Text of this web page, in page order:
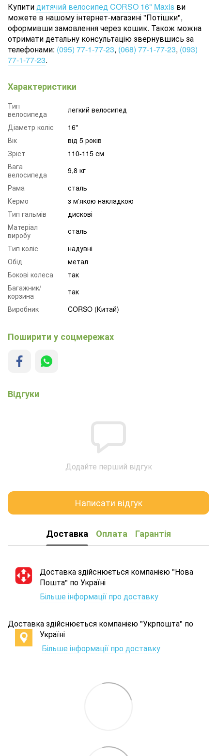
Купитидитячий велосипед CORSO 16" Maxis ви
можете в нашому інтернет-магазині "Потішки",
оформивши замовлення через кошик. Також можна
отримати детальну консультацію звернувшись за
телефонами: (095) 77-1-77-23, (068) 77-1-77-23, (093)
77-1-77-23.
Характеристики
Тип
велосипеда
легкий велосипед
Діаметр коліс
16"
Вік
від 5 років
Зріст
110-115 см
Вага
велосипеда
9,8 кг
Рама
сталь
Кермо
з м'якою накладкою
Тип гальмів
дискові
Матеріал
виробу
сталь
Тип коліс
надувні
Обід
метал
Бокові колеса
так
Багажник/
корзина
так
Виробник
CORSO (Китай)
Поширити у соцмережах
Відгуки
Додайте перший відгук
Написати відгук
Доставка Оплата Гарантія
Доставка здійснюється компанією "Нова
Пошта" по Україні
Більше інформації про доставку
Доставка здійснюється компанією "Укрпошта" по
Україні
Більше інформації про доставку